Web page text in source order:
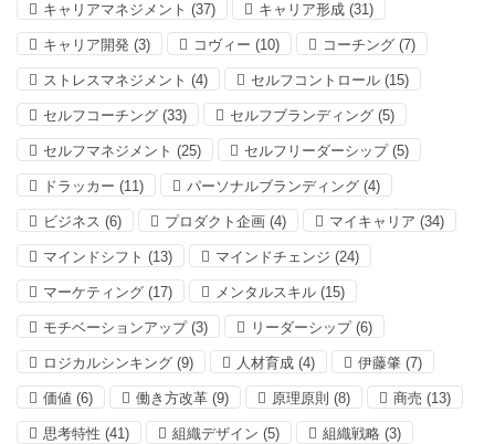
キャリアマネジメント (37) キャリア形成 (31)
キャリア開発 (3) コヴィー (10) コーチング (7)
ストレスマネジメント (4) セルフコントロール (15)
セルフコーチング (33) セルフブランディング (5)
セルフマネジメント (25) セルフリーダーシップ(5)
ドラッカー (11) パーソナルブランディング (4)
ビジネス (6) プロダクト企画 (4) マイキャリア (34)
マインドシフト (13) マインドチェンジ (24)
マーケティング (17) メンタルスキル (15)
モチベーションアップ(3) リーダーシップ(6)
ロジカルシンキング (9) 人材育成 (4) 伊藤肇 (7)
価値 (6) 働き方改革 (9) 原理原則 (8) 商売 (13)
思考特性 (41) 組織デザイン (5) 組織戦略 (3)